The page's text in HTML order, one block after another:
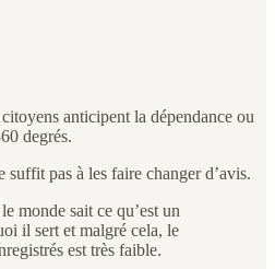
anticipent la dépendance ou
degrés.
pas à les faire changer d’avis.
monde sait ce qu’est un
il sert et malgré cela, le
est très faible.